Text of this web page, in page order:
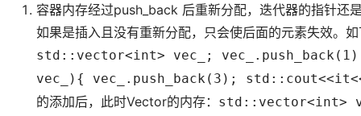
容器内存经过push_back 后重新分配，迭代器的指针还
如果是插入且没有重新分配，只会使后面的元素失效。
std::vector<int> vec_;
vec_){ vec_.push_back(3);
的添加后，此时Vector的内存： std::vector<int>